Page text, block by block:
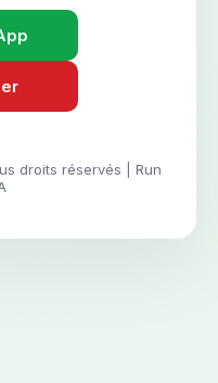
droits réservés | Run